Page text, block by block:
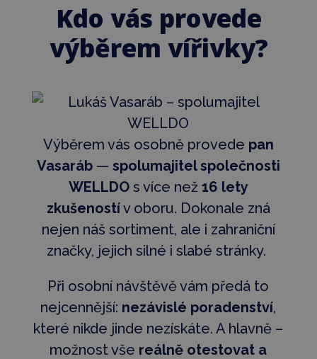
Kdo vás provede
výběrem vířivky?
Výběrem vás osobně provede pan
Vasaráb— spolumajitel společnosti
WELLDOs více než 16 lety
zkušenostív oboru. Dokonale zná
nejen náš sortiment, ale i zahraniční
značky, jejich silné i slabé stránky.
Při osobní návštěvě vám předá to
nejcennější: nezávislé poradenství,
které nikde jinde nezískáte. A hlavně –
možnost vše reálně otestovat a